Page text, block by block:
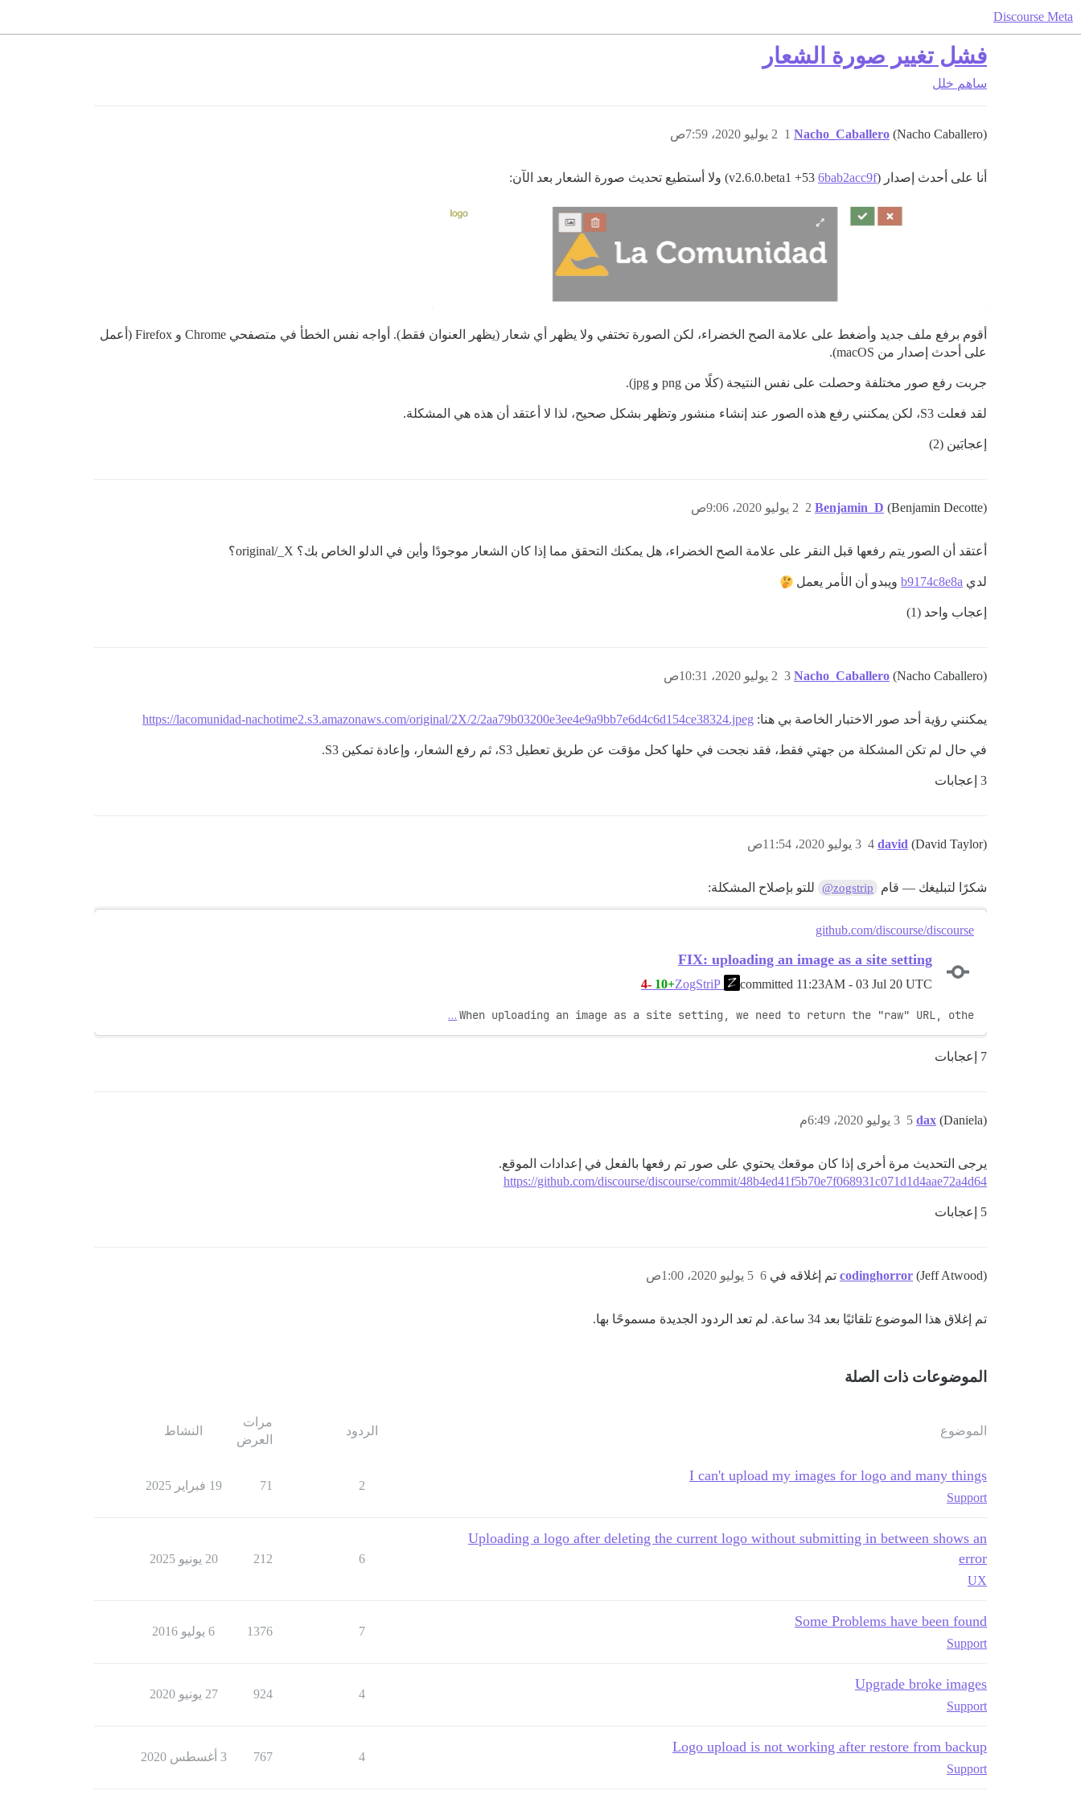
Discourse Meta
فشل تغيير صورة الشعار
ساهم خلل
Nacho_Caballero (Nacho Caballero) 2 يوليو 2020، 7:59ص 1
أنا على أحدث إصدار (v2.6.0.beta1 +536bab2acc9f ) ولا أستطيع تحديث صورة الشعار بعد الآن:
أقوم برفع ملف جديد وأضغط على علامة الصح الخضراء، لكن الصورة تختفي ولا يظهر أي شعار (يظهر العنوان فقط). أواجه نفس الخطأ في متصفحي Chrome و Firefox (أعمل
على أحدث إصدار من macOS).
جربت رفع صور مختلفة وحصلت على نفس النتيجة (كلًا من png و jpg).
لقد فعلت S3، لكن يمكنني رفع هذه الصور عند إنشاء منشور وتظهر بشكل صحيح، لذا لا أعتقد أن هذه هي المشكلة.
إعجابَين (2)
Benjamin_D (Benjamin Decotte) 2 يوليو 2020، 9:06ص 2
أعتقد أن الصور يتم رفعها قبل النقر على علامة الصح الخضراء، هل يمكنك التحقق مما إذا كان الشعار موجودًا وأين في الدلو الخاص بك؟ original/_X؟
لدي b9174c8e8a ويبدو أن الأمر يعمل
إعجاب واحد (1)
Nacho_Caballero (Nacho Caballero) 2 يوليو 2020، 10:31ص 3
يمكنني رؤية أحد صور الاختبار الخاصة بي هنا: https://lacomunidad-nachotime2.s3.amazonaws.com/original/2X/2/2aa79b03200e3ee4e9a9bb7e6d4c6d154ce38324.jpeg
في حال لم تكن المشكلة من جهتي فقط، فقد نجحت في حلها كحل مؤقت عن طريق تعطيل S3، ثم رفع الشعار، وإعادة تمكين S3.
3 إعجابات
david (David Taylor) 3 يوليو 2020، 11:54ص 4
شكرًا لتبليغك — قام @zogstrip للتو بإصلاح المشكلة:
github.com/discourse/discourse
FIX: uploading an image as a site setting
committed 11:23AM - 03 Jul 20 UTC
+10
-4
When uploading an image as a site setting, we need to return the "raw" URL, othe
…
7 إعجابات
dax (Daniela) 3 يوليو 2020، 6:49م 5
يرجى التحديث مرة أخرى إذا كان موقعك يحتوي على صور تم رفعها بالفعل في إعدادات الموقع.
https://github.com/discourse/discourse/commit/48b4ed41f5b70e7f068931c071d1d4aae72a4d64
5 إعجابات
codinghorror (Jeff Atwood) تم إغلاقه في 5 يوليو 2020، 1:00ص 6
تم إغلاق هذا الموضوع تلقائيًا بعد 34 ساعة. لم تعد الردود الجديدة مسموحًا بها.
الموضوعات ذات الصلة
الموضوع الردود
مرات
العرض
النشاط
I can't upload my images for logo and many things
Support
2
71 19 فبراير 2025
Uploading a logo after deleting the current logo without submitting in between shows an
error
UX
6
212 20 يونيو 2025
Some Problems have been found
Support
7
1376 6 يوليو 2016
Upgrade broke images
Support
4
924 27 يونيو 2020
Logo upload is not working after restore from backup
Support
4
767 3 أغسطس 2020